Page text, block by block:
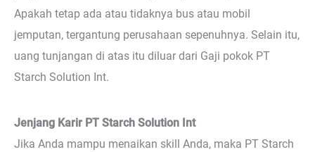
Apakah tetap ada atau tidaknya bus atau mobil
jemputan, tergantung perusahaan sepenuhnya. Selain itu,
uang tunjangan di atas itu diluar dari Gaji pokok PT
Starch Solution Int.
Jenjang Karir PT Starch Solution Int
Jika Anda mampu menaikan skill Anda, maka PT Starch